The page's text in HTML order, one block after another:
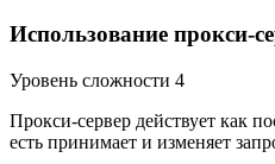
Использование прокси-
Уровень сложности 4
Прокси-сервер действует как
есть принимает и изменяет